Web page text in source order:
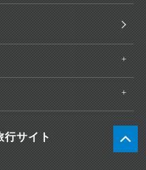
行サイト